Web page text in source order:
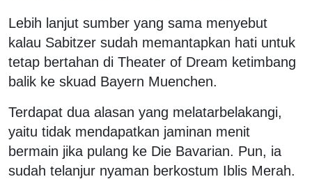
Lebih lanjut sumber yang sama menyebut
kalau Sabitzer sudah memantapkan hati untuk
tetap bertahan di Theater of Dream ketimbang
balik ke skuad Bayern Muenchen.
Terdapat dua alasan yang melatarbelakangi,
yaitu tidak mendapatkan jaminan menit
bermain jika pulang ke Die Bavarian. Pun, ia
sudah telanjur nyaman berkostum Iblis Merah.